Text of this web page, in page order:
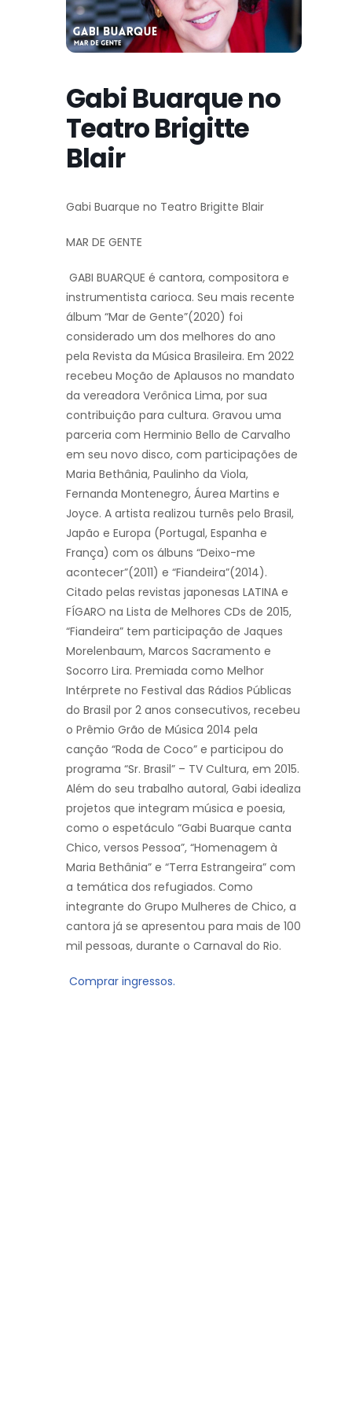
Gabi Buarque no
Teatro Brigitte
Blair
Gabi Buarque no Teatro Brigitte Blair
MAR DE GENTE
GABI BUARQUE é cantora, compositora e
instrumentista carioca. Seu mais recente
álbum “Mar de Gente”(2020) foi
considerado um dos melhores do ano
pela Revista da Música Brasileira. Em 2022
recebeu Moção de Aplausos no mandato
da vereadora Verônica Lima, por sua
contribuição para cultura. Gravou uma
parceria com Herminio Bello de Carvalho
em seu novo disco, com participações de
Maria Bethânia, Paulinho da Viola,
Fernanda Montenegro, Áurea Martins e
Joyce. A artista realizou turnês pelo Brasil,
Japão e Europa (Portugal, Espanha e
França) com os álbuns “Deixo-me
acontecer”(2011) e “Fiandeira”(2014).
Citado pelas revistas japonesas LATINA e
FÍGARO na Lista de Melhores CDs de 2015,
“Fiandeira” tem participação de Jaques
Morelenbaum, Marcos Sacramento e
Socorro Lira. Premiada como Melhor
Intérprete no Festival das Rádios Públicas
do Brasil por 2 anos consecutivos, recebeu
o Prêmio Grão de Música 2014 pela
canção “Roda de Coco” e participou do
programa “Sr. Brasil” – TV Cultura, em 2015.
Além do seu trabalho autoral, Gabi idealiza
projetos que integram música e poesia,
como o espetáculo “Gabi Buarque canta
Chico, versos Pessoa”, “Homenagem à
Maria Bethânia” e “Terra Estrangeira” com
a temática dos refugiados. Como
integrante do Grupo Mulheres de Chico, a
cantora já se apresentou para mais de 100
mil pessoas, durante o Carnaval do Rio.
Comprar ingressos.